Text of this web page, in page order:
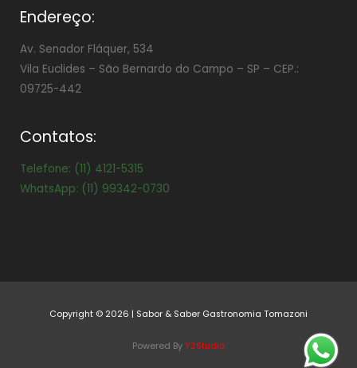
Endereço:
Av. Senador Fláquer, 534
Vila Euclides – São Bernardo do Campo – SP – CEP.:
09725-442
Contatos:
Telefone: (11) 4121-5315
WhatsApp: (11) 99342-0730
Copyright © 2026 | Sabor & Saber Gastronomia Tomazoni
Powered By Y2Studio